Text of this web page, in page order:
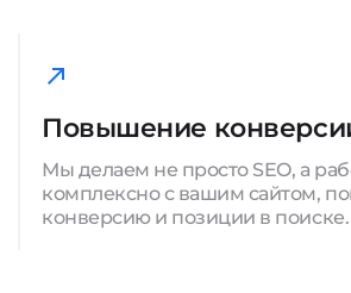
Повышение
Мы делаем не просто SEO, а
комплексно с вашим сайтом,
конверсию и позиции в поиске.